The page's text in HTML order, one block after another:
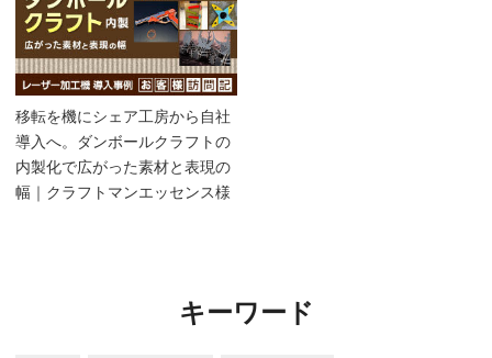
移転を機にシェア工房から自社
導入へ。ダンボールクラフトの
内製化で広がった素材と表現の
幅｜クラフトマンエッセンス様
キーワード